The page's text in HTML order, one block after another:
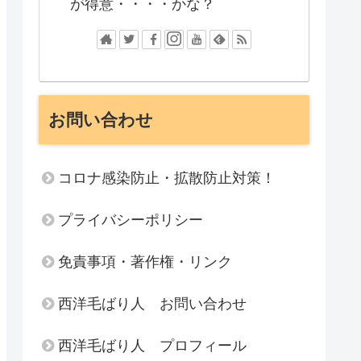
が得意・・・・かな？
お問い合わせ
コロナ感染防止・拡散防止対策！
プライバシーポリシー
免責事項・著作権・リンク
西洋毛ばり人 お問い合わせ
西洋毛ばり人 プロフィール